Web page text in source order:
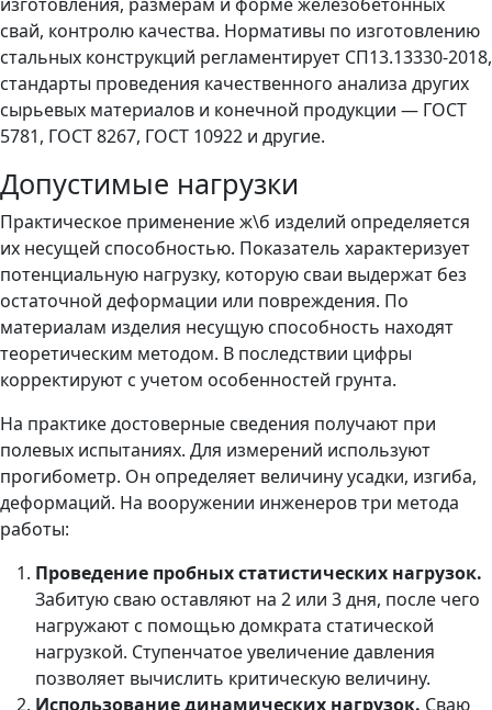
свай, контролю качества. Нормативы по изготовлению
стальных конструкций регламентирует СП13.13330-2018,
стандарты проведения качественного анализа других
сырьевых материалов и конечной продукции — ГОСТ
5781, ГОСТ 8267, ГОСТ 10922 и другие.
Допустимые нагрузки
Практическое применение ж\б изделий определяется
их несущей способностью. Показатель характеризует
потенциальную нагрузку, которую сваи выдержат без
остаточной деформации или повреждения. По
материалам изделия несущую способность находят
теоретическим методом. В последствии цифры
корректируют с учетом особенностей грунта.
На практике достоверные сведения получают при
полевых испытаниях. Для измерений используют
прогибометр. Он определяет величину усадки, изгиба,
деформаций. На вооружении инженеров три метода
работы:
Проведение пробных статистических нагрузок.
Забитую сваю оставляют на 2 или 3 дня, после чего
нагружают с помощью домкрата статической
нагрузкой. Ступенчатое увеличение давления
позволяет вычислить критическую величину.
Использование динамических нагрузок. Сваю